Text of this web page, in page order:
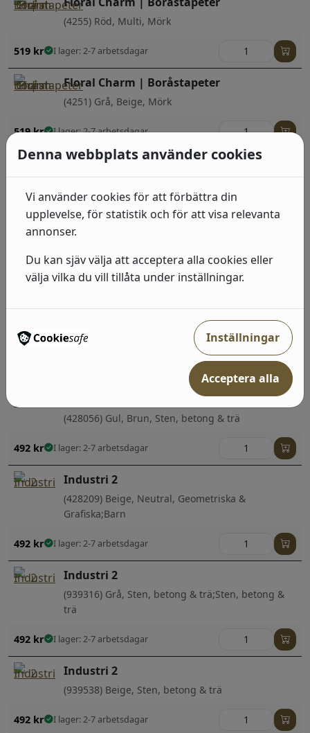
(4255) Röd, Multi, Mörk
519 kr I lager: 2-7 arbetsdagar
Floral Charm | Boråstapeter
(4251) Grå, Beige, Mörk
519kr I lager: 2-7 arbetsdagar
Floral Charm | Boråstapeter
(4252) Multi, Beige, Ljus
519kr I lager: 2-7 arbetsdagar
(4253) Multi, Grön, Mörk
Populärt i denna kategori
(428056) Gul, Brun, Sten, betong & trä
492 kr I lager: 2-7 arbetsdagar
Industri 2
(428209) Beige, Neutral, Geometriska &
Grafiska;Barn
492 kr I lager: 2-7 arbetsdagar
Industri 2
(939316) Grå, Sten, betong & trä;Sten, betong &
trä
492 kr I lager: 2-7 arbetsdagar
Industri 2
(939538) Beige, Sten, betong & trä
492 kr I lager: 2-7 arbetsdagar
Denna webbplats använder cookies
Vi använder cookies för att förbättra din
upplevelse, för statistik och för att visa relevanta
annonser.
Du kan sjäv välja att acceptera alla cookies eller
välja vilka du vill tillåta under inställningar.
Inställningar
Acceptera alla